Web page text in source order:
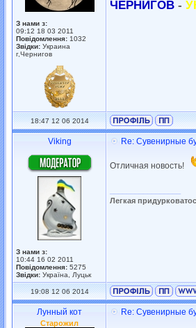
З нами з:
09:12 18 03 2011
Повідомлення: 1032
Звідки: Украина
г,Чернигов
ЧЕРНИГОВ -
18:47 12 06 2014
Viking
З нами з:
10:44 16 02 2011
Повідомлення: 5275
Звідки: Україна, Луцьк
Re: Сувенирные
Отличная новость!
Легкая
19:08 12 06 2014
Лунный кот
Старожил
Re: Сувенирные